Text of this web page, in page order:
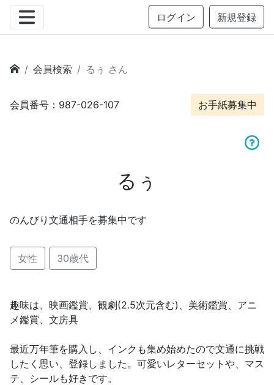
ログイン 新規登録
会員検索 るぅ さん
会員番号：987-026-107 お手紙募集中
るぅ
のんびり文通相手を募集中です
女性 30歳代
趣味は、映画鑑賞、観劇(2.5次元含む)、美術鑑賞、アニ
メ鑑賞、文房具
最近万年筆を購入し、インクも集め始めたので文通に挑戦
したく思い、登録しました。可愛いレターセットや、マス
テ、シールも好きです。